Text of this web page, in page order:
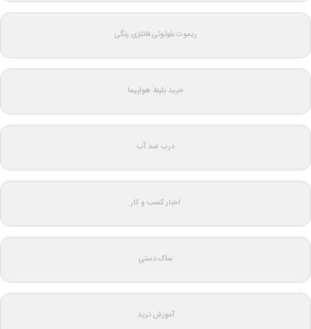
ریموت بلوتوثی فانتزی رنگی
خرید بلیط هواپیما
درب ضد آب
اخبار کسب و کار
ساک دستی
آموزش ترید